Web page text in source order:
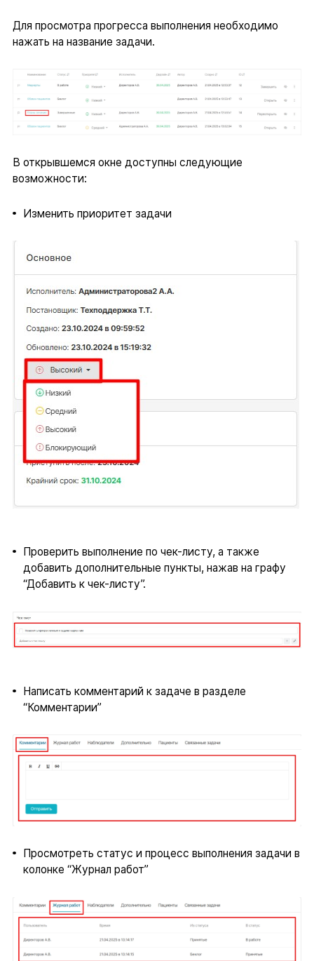
Для просмотра прогресса выполнения необходимо
нажать на название задачи.
В открывшемся окне доступны следующие
возможности:
Изменить приоритет задачи
Проверить выполнение по чек-листу, а также
добавить дополнительные пункты, нажав на графу
“Добавить к чек-листу”.
Написать комментарий к задаче в разделе
“Комментарии”
Просмотреть статус и процесс выполнения задачи в
колонке “Журнал работ”